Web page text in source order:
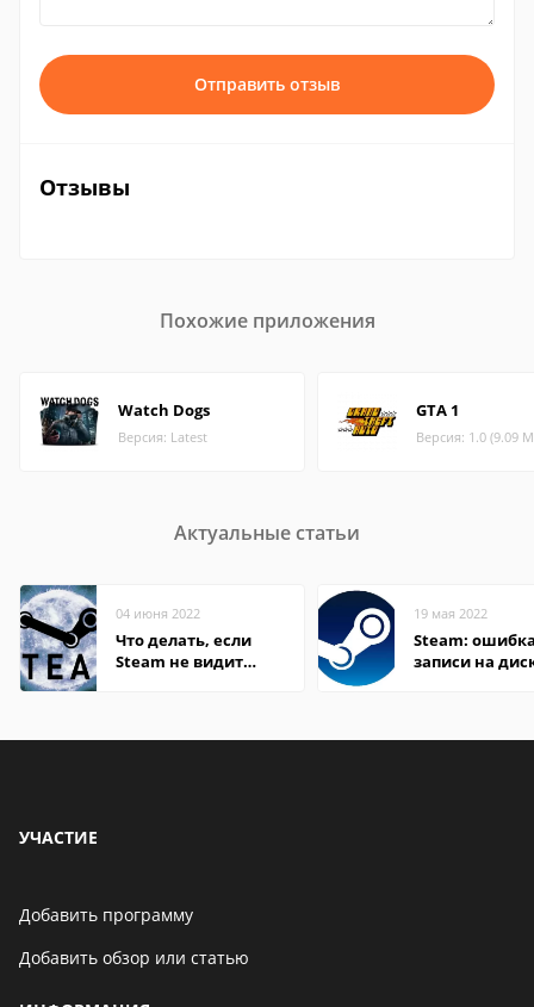
Отправить отзыв
Отзывы
Похожие приложения
Watch Dogs
Версия: Latest
GTA 1
Версия: 1.0 (9.09
Актуальные статьи
04 июня 2022
Что делать, если
Steam не видит
19 мая 2022
Steam:
записи на
УЧАСТИЕ
Добавить программу
Добавить обзор или статью